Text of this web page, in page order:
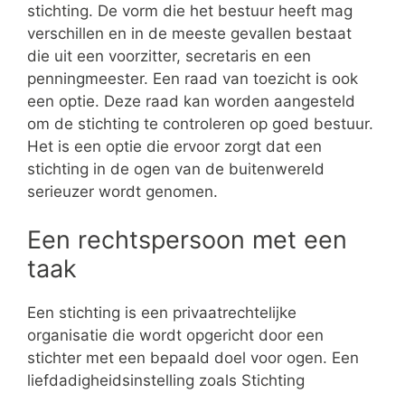
stichting. De vorm die het bestuur heeft mag
verschillen en in de meeste gevallen bestaat
die uit een voorzitter, secretaris en een
penningmeester. Een raad van toezicht is ook
een optie. Deze raad kan worden aangesteld
om de stichting te controleren op goed bestuur.
Het is een optie die ervoor zorgt dat een
stichting in de ogen van de buitenwereld
serieuzer wordt genomen.
Een rechtspersoon met een
taak
Een stichting is een privaatrechtelijke
organisatie die wordt opgericht door een
stichter met een bepaald doel voor ogen. Een
liefdadigheidsinstelling zoals Stichting